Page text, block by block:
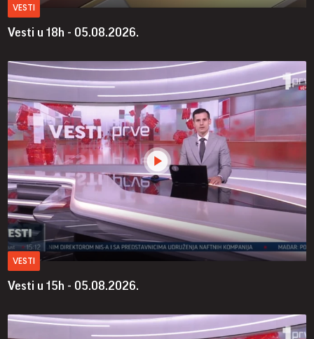
VESTI
Vesti u 18h - 05.08.2026.
VESTI
Vesti u 15h - 05.08.2026.